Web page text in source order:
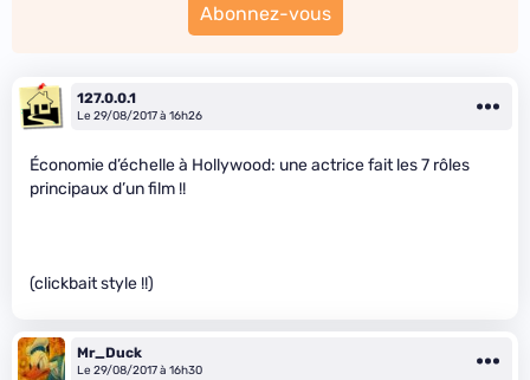
Abonnez-vous
127.0.0.1
Le 29/08/2017 à 16h26
Économie d’échelle à Hollywood: une actrice fait les 7 rôles
principaux d’un film !!
(clickbait style !!)
Mr_Duck
Le 29/08/2017 à 16h30